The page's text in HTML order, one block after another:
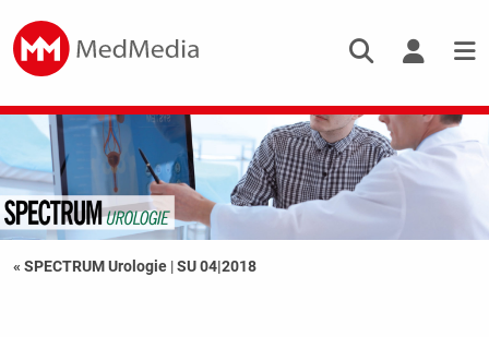
« SPECTRUM Urologie |SU 04|2018